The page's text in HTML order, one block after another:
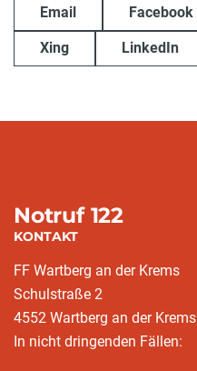
Email Facebook
Xing LinkedIn
Notruf 122
KONTAKT
FF Wartberg an der Krems
Schulstraße 2
4552 Wartberg an der Krems
In nicht dringenden Fällen: